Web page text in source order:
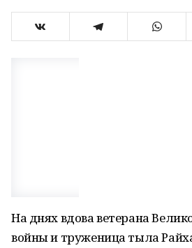
На днях вдова ветерана
войны и труженица тыла